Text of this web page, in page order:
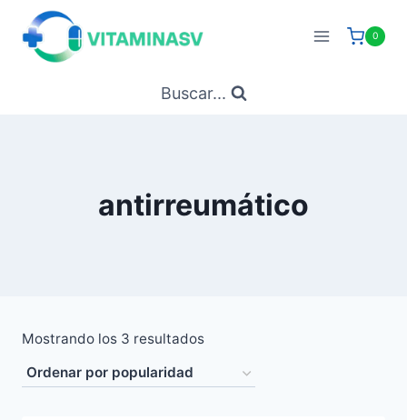
Saltar
contenido
0
Buscar...
antirreumático
Mostrando los 3 resultadosOrdenado
popularidad